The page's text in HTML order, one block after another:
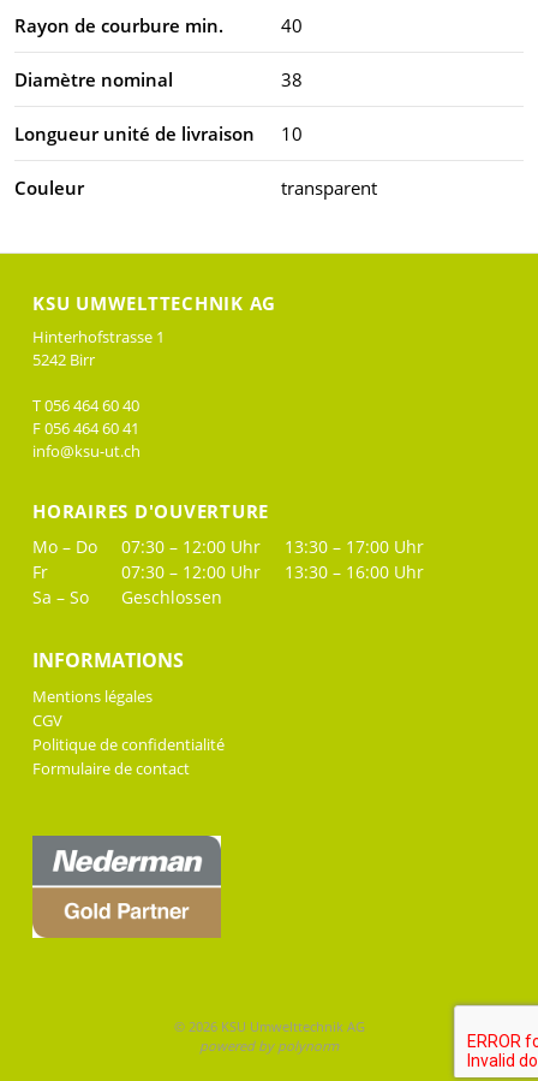
Rayon de courbure min. 40
Diamètre nominal 38
Longueur unité de livraison 10
Couleur transparent
KSU UMWELTTECHNIK AG
Hinterhofstrasse 1
5242 Birr
T 056 464 60 40
F 056 464 60 41
info@ksu-ut.ch
HORAIRES D'OUVERTURE
Mo – Do 07:30 – 12:00 Uhr
13:30 – 17:00 Uhr
Fr
07:30 – 12:00 Uhr
13:30 – 16:00 Uhr
Sa – So
Geschlossen
INFORMATIONS
Mentions légales
CGV
Politique de confidentialité
Formulaire de contact
© 2026 KSU Umwelttechnik AG
powered by polynorm